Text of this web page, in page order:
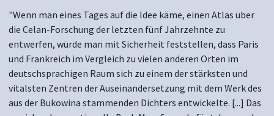
"Wenn man eines Tages auf die Idee käme, einen Atlas über
die Celan-Forschung der letzten fünf Jahrzehnte zu
entwerfen, würde man mit Sicherheit feststellen, dass Paris
und Frankreich im Vergleich zu vielen anderen Orten im
deutschsprachigen Raum sich zu einem der stärksten und
vitalsten Zentren der Auseinandersetzung mit dem Werk des
aus der Bukowina stammenden Dichters entwickelte. [...] Das